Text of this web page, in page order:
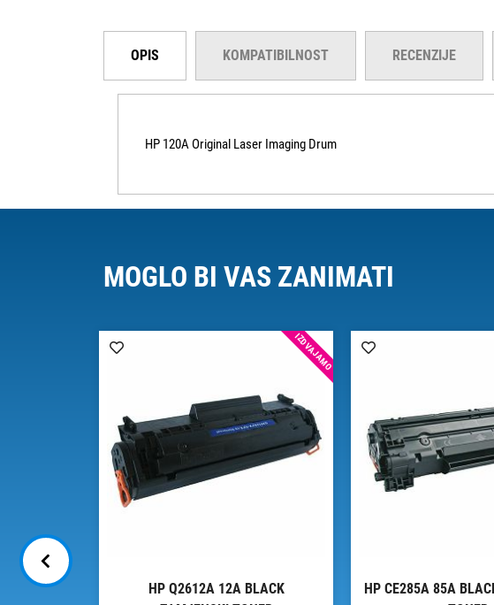
OPIS KOMPATIBILNOST RECENZIJE
HP 120A Original Laser Imaging Drum
MOGLO BI VAS ZANIMATI
IZDVAJAMO
HP Q2612A 12A BLACK
HP CE285A 85A